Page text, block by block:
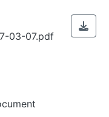
03-07.pdf